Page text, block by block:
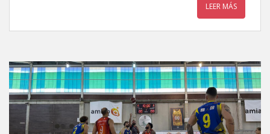
LEER MÁS